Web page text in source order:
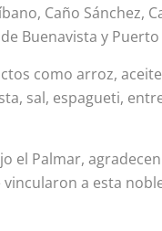
Caño Sánchez,
Buenavista y
como arroz,
sal, espagueti,
el Palmar,
a esta